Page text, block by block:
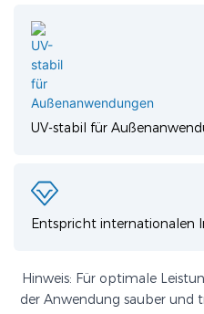
UV-stabil für
Entspricht internationalen
Hinweis: Für optimale
der Anwendung sauber und